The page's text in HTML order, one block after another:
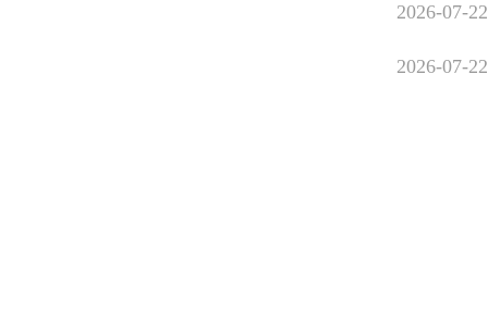
2026-07-22
2026-07-22